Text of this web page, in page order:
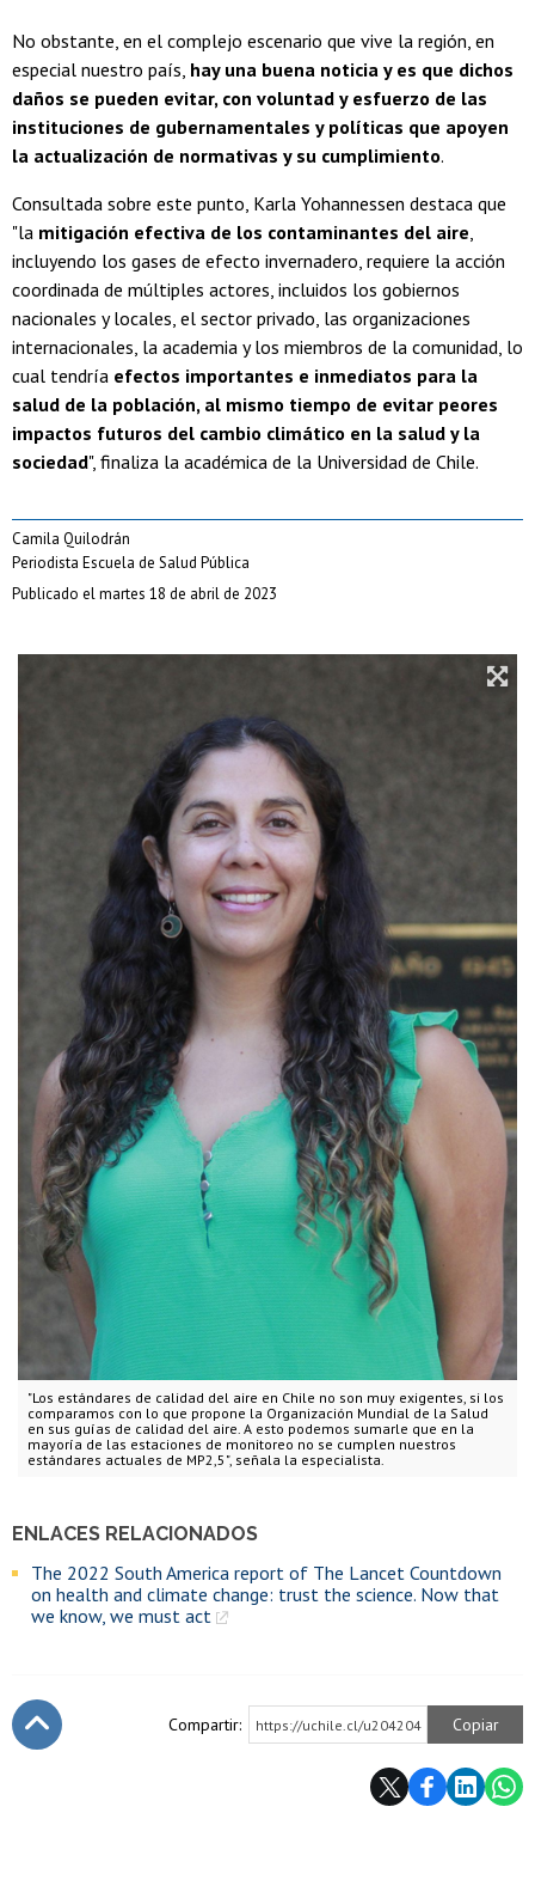
"Los estándares de calidad del aire en Chile no son muy exigentes, si los
comparamos con lo que propone la Organización Mundial de la Salud
en sus guías de calidad del aire. A esto podemos sumarle que en la
mayoría de las estaciones de monitoreo no se cumplen nuestros
estándares actuales de MP2,5", señala la especialista.
ENLACES RELACIONADOS
The 2022 South America report of The Lancet Countdown
on health and climate change: trust the science. Now that
we know, we must act
No obstante, en el complejo escenario que vive la región, en
especial nuestro país, hay una buena noticia y es que dichos
daños se pueden evitar, con voluntad y esfuerzo de las
instituciones de gubernamentales y políticas que apoyen
la actualización de normativas y su cumplimiento.
Consultada sobre este punto, Karla Yohannessen destaca que
"la mitigación efectiva de los contaminantes del aire,
incluyendo los gases de efecto invernadero, requiere la acción
coordinada de múltiples actores, incluidos los gobiernos
nacionales y locales, el sector privado, las organizaciones
internacionales, la academia y los miembros de la comunidad, lo
cual tendría efectos importantes e inmediatos para la
salud de la población, al mismo tiempo de evitar peores
impactos futuros del cambio climático en la salud y la
sociedad", finaliza la académica de la Universidad de Chile.
Camila Quilodrán
Periodista Escuela de Salud Pública
Publicado el martes 18 de abril de 2023
Compartir: https://uchile.cl/u204204 Copiar